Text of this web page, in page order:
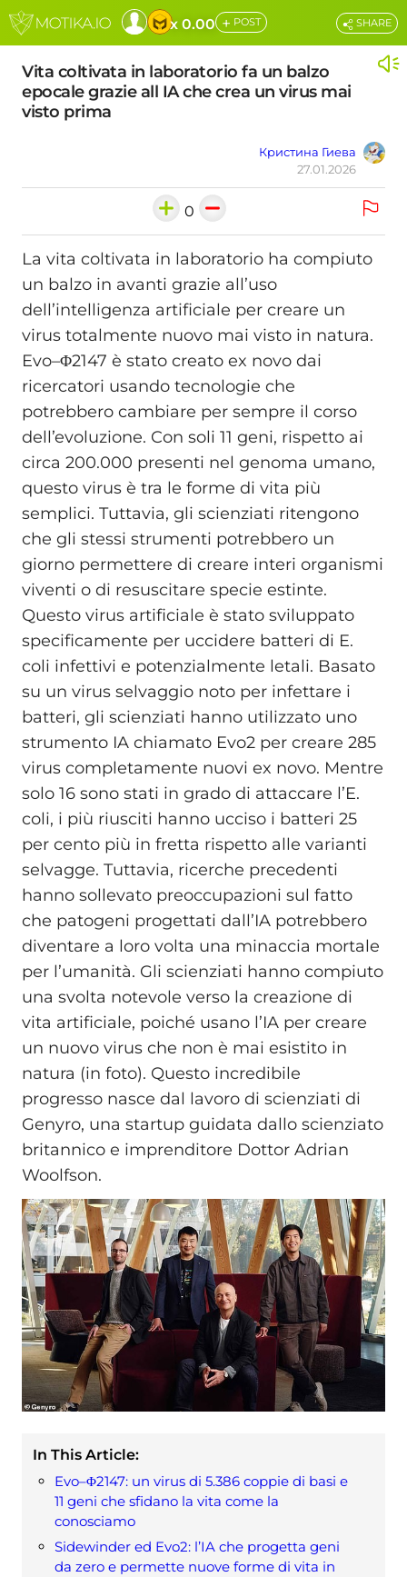
x 0.00 + POST
Vita coltivata in laboratorio fa un balzo
epocale grazie all IA che crea un virus mai
visto prima
Кристина Гиева
27.01.2026
SHARE
0
La vita coltivata in laboratorio ha compiuto
un balzo in avanti grazie all’uso
dell’intelligenza artificiale per creare un
virus totalmente nuovo mai visto in natura.
Evo–Φ2147 è stato creato ex novo dai
ricercatori usando tecnologie che
potrebbero cambiare per sempre il corso
dell’evoluzione. Con soli 11 geni, rispetto ai
circa 200.000 presenti nel genoma umano,
questo virus è tra le forme di vita più
semplici. Tuttavia, gli scienziati ritengono
che gli stessi strumenti potrebbero un
giorno permettere di creare interi organismi
viventi o di resuscitare specie estinte.
Questo virus artificiale è stato sviluppato
specificamente per uccidere batteri di E.
coli infettivi e potenzialmente letali. Basato
su un virus selvaggio noto per infettare i
batteri, gli scienziati hanno utilizzato uno
strumento IA chiamato Evo2 per creare 285
virus completamente nuovi ex novo. Mentre
solo 16 sono stati in grado di attaccare l’E.
coli, i più riusciti hanno ucciso i batteri 25
per cento più in fretta rispetto alle varianti
selvagge. Tuttavia, ricerche precedenti
hanno sollevato preoccupazioni sul fatto
che patogeni progettati dall’IA potrebbero
diventare a loro volta una minaccia mortale
per l’umanità. Gli scienziati hanno compiuto
una svolta notevole verso la creazione di
vita artificiale, poiché usano l’IA per creare
un nuovo virus che non è mai esistito in
natura (in foto). Questo incredibile
progresso nasce dal lavoro di scienziati di
Genyro, una startup guidata dallo scienziato
britannico e imprenditore Dottor Adrian
Woolfson.
In This Article:
Evo–Φ2147: un virus di 5.386 coppie di basi e
11 geni che sfidano la vita come la
conosciamo
Sidewinder ed Evo2: l’IA che progetta geni
da zero e permette nuove forme di vita in